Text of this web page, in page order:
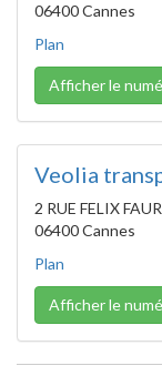
06400 Cannes
Plan
Afficher le
Veolia
2 RUE FELIX
06400 Cannes
Plan
Afficher le